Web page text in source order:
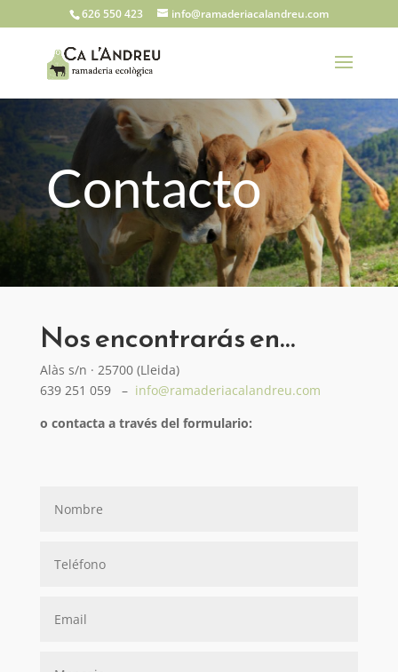
626 550 423 info@ramaderiacalandreu.com
Contacto
Nos encontrarás en…
Alàs s/n · 25700 (Lleida)
639 251 059 – info@ramaderiacalandreu.com
o contacta a través del formulario: